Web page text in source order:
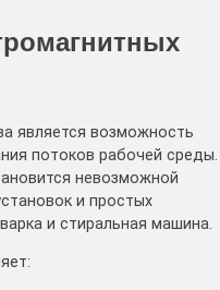
является возможность
потоков рабочей среды.
невозможной
и простых
и стиральная машина.